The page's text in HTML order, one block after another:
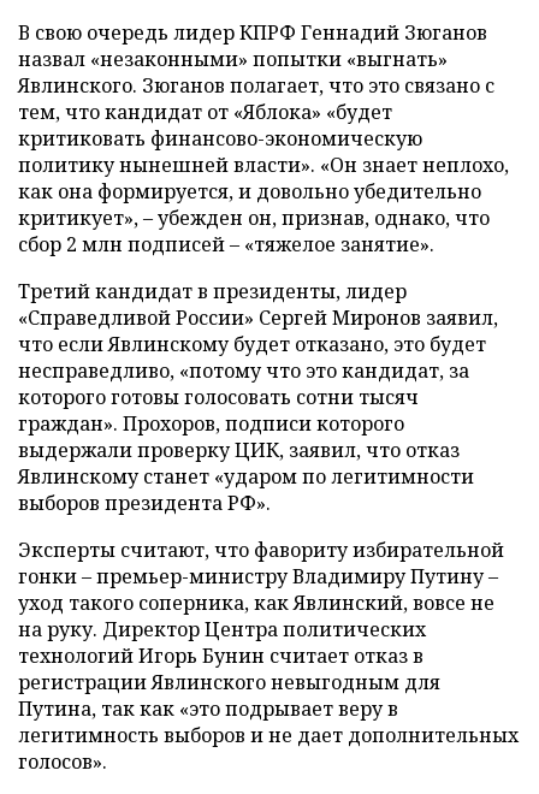
В свою очередь лидер КПРФ Геннадий Зюганов
назвал «незаконными» попытки «выгнать»
Явлинского. Зюганов полагает, что это связано с
тем, что кандидат от «Яблока» «будет
критиковать финансово-экономическую
политику нынешней власти». «Он знает неплохо,
как она формируется, и довольно убедительно
критикует», – убежден он, признав, однако, что
сбор 2 млн подписей – «тяжелое занятие».
Третий кандидат в президенты, лидер
«Справедливой России» Сергей Миронов заявил,
что если Явлинскому будет отказано, это будет
несправедливо, «потому что это кандидат, за
которого готовы голосовать сотни тысяч
граждан». Прохоров, подписи которого
выдержали проверку ЦИК, заявил, что отказ
Явлинскому станет «ударом по легитимности
выборов президента РФ».
Эксперты считают, что фавориту избирательной
гонки – премьер-министру Владимиру Путину –
уход такого соперника, как Явлинский, вовсе не
на руку. Директор Центра политических
технологий Игорь Бунин считает отказ в
регистрации Явлинского невыгодным для
Путина, так как «это подрывает веру в
легитимность выборов и не дает дополнительных
голосов».